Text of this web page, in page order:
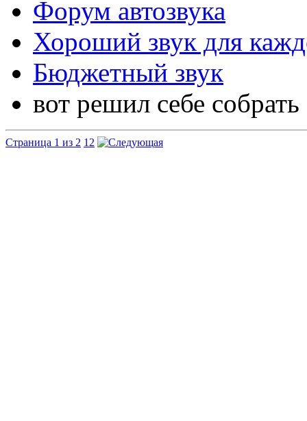
Форум автозвука
Хороший звук для
Бюджетный звук
вот решил себе
Страница 1 из 2 1 2